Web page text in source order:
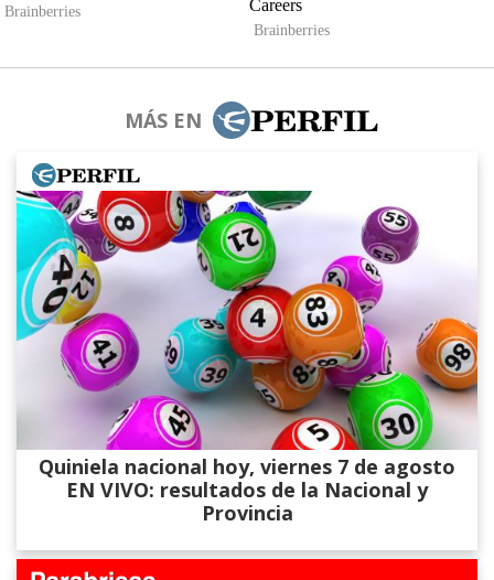
MÁS EN
Quiniela nacional hoy, viernes 7 de agosto
EN VIVO: resultados de la Nacional y
Provincia